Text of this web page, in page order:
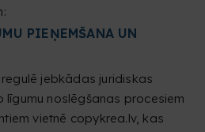
PIEŅEMŠANA UN
jebkādas juridiskas
noslēgšanas procesiem
vietnē copykrea.lv, kas